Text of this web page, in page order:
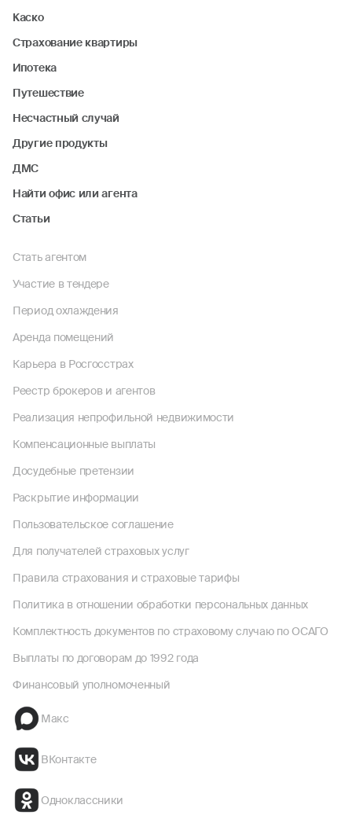
Каско
Страхование квартиры
Ипотека
Путешествие
Несчастный случай
Другие продукты
ДМС
Найти офис или агента
Статьи
Стать агентом
Участие в тендере
Период охлаждения
Аренда помещений
Карьера в Росгосстрах
Реестр брокеров и агентов
Реализация непрофильной недвижимости
Компенсационные выплаты
Досудебные претензии
Раскрытие информации
Пользовательское соглашение
Для получателей страховых услуг
Правила страхования и страховые тарифы
Политика в отношении обработки персональных данных
Комплектность документов по страховому случаю по ОСАГО
Выплаты по договорам до 1992 года
Финансовый уполномоченный
Макс
ВКонтакте
Одноклассники